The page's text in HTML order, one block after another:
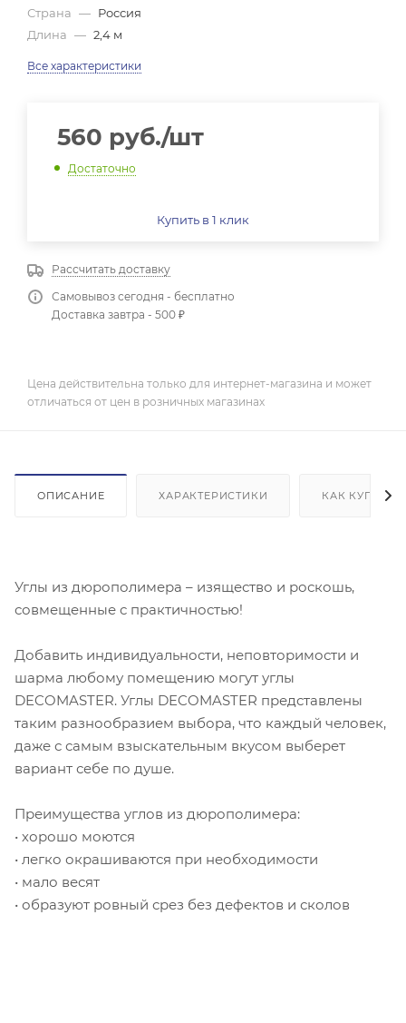
Страна — Россия
Длина — 2,4 м
Все характеристики
560 руб./шт
Достаточно
Купить в 1 клик
Рассчитать доставку
Самовывоз сегодня - бесплатно
Доставка завтра - 500 ₽
Цена действительна только для интернет-магазина и может
отличаться от цен в розничных магазинах
ОПИСАНИЕ ХАРАКТЕРИСТИКИ КАК КУПИТЬ
Углы из дюрополимера – изящество и роскошь,
совмещенные с практичностью!
Добавить индивидуальности, неповторимости и
шарма любому помещению могут углы
DECOMASTER. Углы DECOMASTER представлены
таким разнообразием выбора, что каждый человек,
даже с самым взыскательным вкусом выберет
вариант себе по душе.
Преимущества углов из дюрополимера:
• хорошо моются
• легко окрашиваются при необходимости
• мало весят
• образуют ровный срез без дефектов и сколов